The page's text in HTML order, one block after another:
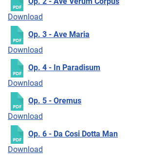
Download
Op. 3 - Ave Maria
Download
Op. 4 - In Paradisum
Download
Op. 5 - Oremus
Download
Op. 6 - Da Cosi Dotta Man
Download